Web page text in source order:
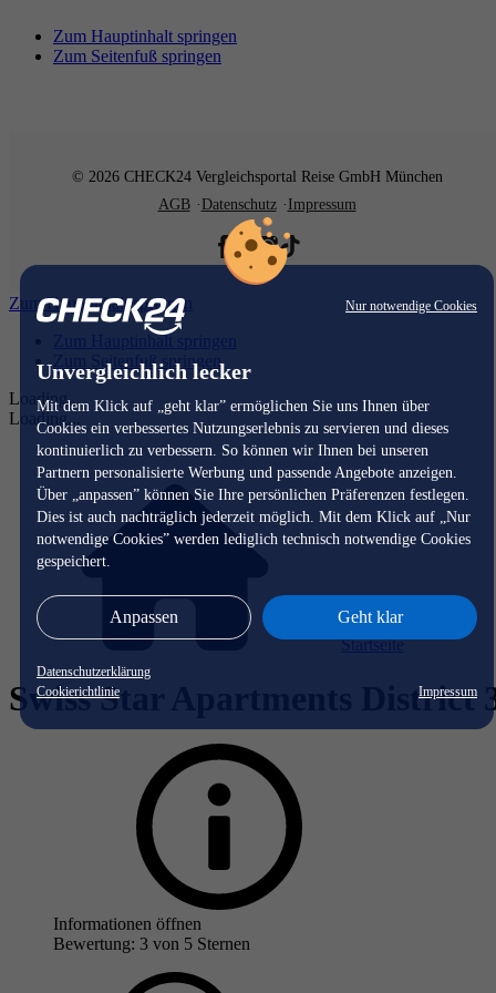
Nur notwendige Cookies
Unvergleichlich lecker
Mit dem Klick auf „geht klar” ermöglichen Sie uns Ihnen über
Cookies ein verbessertes Nutzungserlebnis zu servieren und dieses
kontinuierlich zu verbessern. So können wir Ihnen bei unseren
Partnern personalisierte Werbung und passende Angebote anzeigen.
Über „anpassen” können Sie Ihre persönlichen Präferenzen festlegen.
Dies ist auch nachträglich jederzeit möglich. Mit dem Klick auf „Nur
notwendige Cookies” werden lediglich technisch notwendige Cookies
gespeichert.
Anpassen Geht klar
Datenschutzerklärung
Cookierichtlinie
Impressum
Zum Hauptinhalt springen
Zum Seitenfuß springen
© 2026 CHECK24 Vergleichsportal Reise GmbH München
AGB
Datenschutz Impressum
Zum Hauptinhalt springen
Zum Hauptinhalt springen
Zum Seitenfuß springen
Loading...
Loading...
Startseite
Swiss Star Apartments District
Informationen öffnen
Bewertung: 3 von 5 Sternen